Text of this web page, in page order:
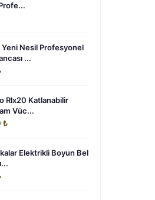
Yeni Nesil Profesyonel
...
Rlx20 Katlanabilir
Vüc...
₺
Elektrikli Boyun Bel